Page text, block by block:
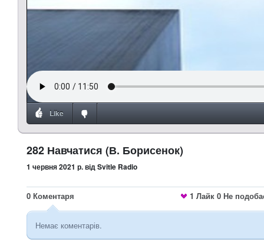
Like
282 Навчатися (В. Борисенок)
1 червня 2021 р.від Svitle Radio
1 Лайк 0 Не
0 Коментаря
Немає коментарів.